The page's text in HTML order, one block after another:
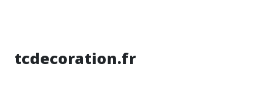
tcdecoration.fr